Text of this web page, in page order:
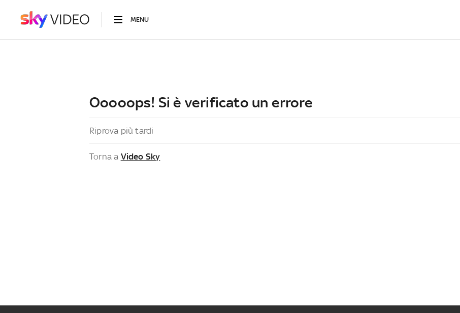
MENU
Ooooops! Si è verificato un errore
Riprova più tardi
Torna a Video Sky